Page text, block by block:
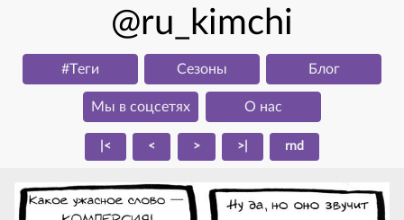
@ru_kimchi
#Тeги Сезоны Блог
Мы в соцсетях О нас
|< < > >| rnd